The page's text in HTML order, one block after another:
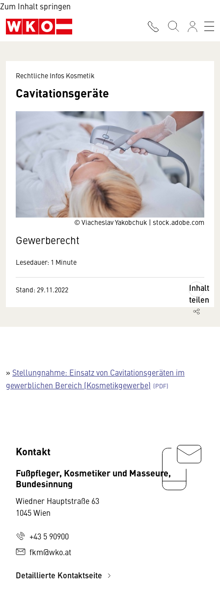
Zum Inhalt springen
© Viacheslav Yakobchuk | stock.adobe.com
Rechtliche Infos Kosmetik
Cavitationsgeräte
Gewerberecht
Lesedauer: 1 Minute
Stand: 29.11.2022
Inhalt
teilen
» Stellungnahme: Einsatz von Cavitationsgeräten im
gewerblichen Bereich (Kosmetikgewerbe)
Kontakt
Fußpfleger, Kosmetiker und Masseure,
Bundesinnung
Wiedner Hauptstraße 63
1045 Wien
+43 5 90900
fkm@wko.at
Detaillierte Kontaktseite